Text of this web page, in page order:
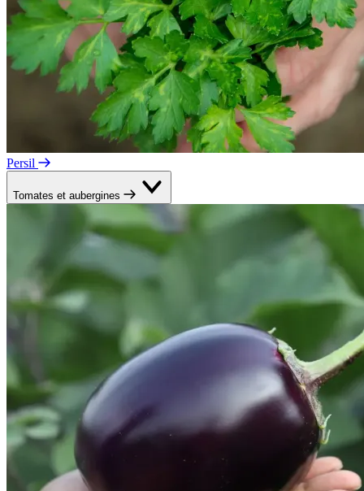
Persil
Tomates et aubergines